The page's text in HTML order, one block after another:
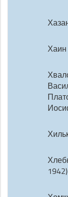
Хаин
1942)